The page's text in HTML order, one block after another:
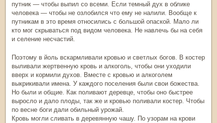
путник — чтобы выпил со всеми. Если темный дух в облике
человека — чтобы не озлобился что ему не налили. Вообще к
путникам в это время относились с большой опаской. Мало ли
кто мог скрываться под видом человека. Не навлечь бы на себя
и селение несчастий.
Поэтому в йоль вскармливали кровью и светлых богов. В костер
выливали жертвенную кровь и алкоголь, чтобы они уходили
вверх и кормили духов. Вместе с кровью и алкоголем
выкрикивали имена. У каждого поселения были свои божества.
Но были и общие. Как поливают деревце, чтобы оно быстрее
выросло и дало плоды, так же и кровью поливали костер. Чтобы
по весне боги дали обильный урожай.
Кровь могли сливать в деревянную чашу. По узорам на крови